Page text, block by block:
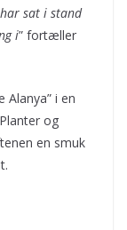
sat i stand
i” fortæller
Alanya” i en
og
en smuk